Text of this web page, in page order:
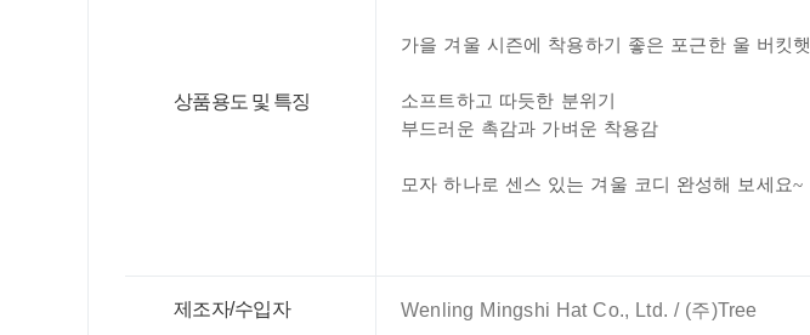
상품용도 및 특징
가을 겨울 시즌에 착용하기 좋은 포근한 울 버킷햇
소프트하고 따듯한 분위기
부드러운 촉감과 가벼운 착용감
모자 하나로 센스 있는 겨울 코디 완성해 보세요~
제조자/수입자 Wenling Mingshi Hat Co., Ltd. / (주)Tree